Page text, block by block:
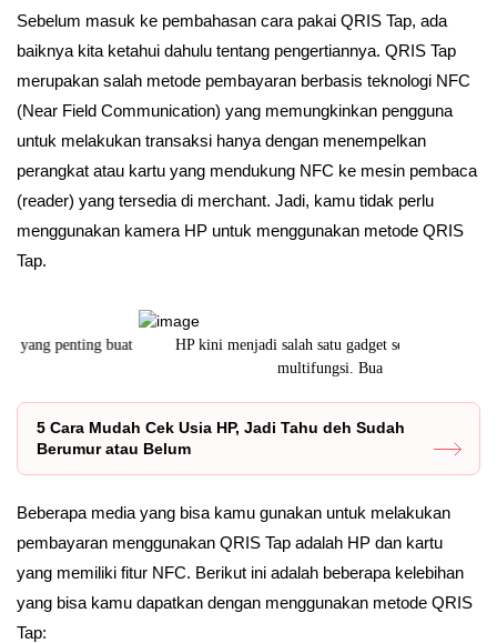
Sebelum masuk ke pembahasan cara pakai QRIS Tap, ada
baiknya kita ketahui dahulu tentang pengertiannya. QRIS Tap
merupakan salah metode pembayaran berbasis teknologi NFC
(Near Field Communication) yang memungkinkan pengguna
untuk melakukan transaksi hanya dengan menempelkan
perangkat atau kartu yang mendukung NFC ke mesin pembaca
(reader) yang tersedia di merchant. Jadi, kamu tidak perlu
menggunakan kamera HP untuk menggunakan metode QRIS
Tap.
HP kini menjadi salah satu gadget serba guna dan
5 Cara Mudah Cek Usia HP, Jadi Tahu deh Sudah
Berumur atau Belum
Beberapa media yang bisa kamu gunakan untuk melakukan
pembayaran menggunakan QRIS Tap adalah HP dan kartu
yang memiliki fitur NFC. Berikut ini adalah beberapa kelebihan
yang bisa kamu dapatkan dengan menggunakan metode QRIS
Tap: